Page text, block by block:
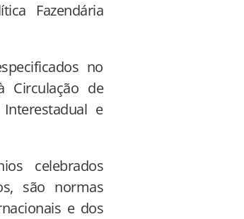
Fazendária
no
Circulação de
e
celebrados
são normas
e dos